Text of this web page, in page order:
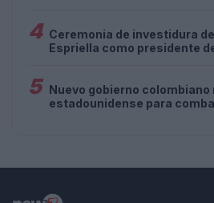
4 Ceremonia de investidura
Espriella como presidente
5 Nuevo gobierno colombiano
estadounidense para